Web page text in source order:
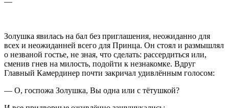
Золушка явилась на бал без приглашения, неожиданно для
всех и неожиданней всего для Принца. Он стоял и размышлял
о незваной гостье, не зная, что сделать: рассердиться или,
сменив гнев на милость, подойти к незнакомке. Вдруг
Главный Камердинер почти закричал удивлённым голосом:
— О, госпожа Золушка, Вы одна или с тётушкой?